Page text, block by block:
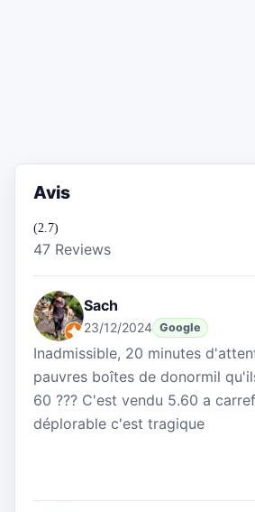
Avis
(2.7)
47 Reviews
Sach
23/12/2024 Google
Inadmissible, 20 minutes
pauvres boîtes de donormil
60 ??? C'est vendu 5.60 a
déplorable c'est tragique